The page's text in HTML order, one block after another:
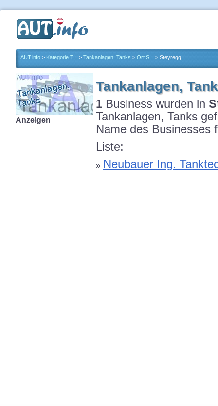
AUT.info > Kategorie T... > Tankanlagen, Tanks > Ort S... > Steyregg
Anzeigen
Tankanlagen,
1 Business wurden in
Tankanlagen, Tanks
Name des Businesses
Liste:
» Neubauer Ing.